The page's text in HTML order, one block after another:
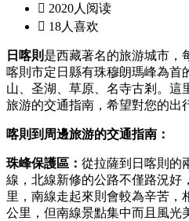
 2020人阅读
 18人喜欢
日喀則 是西藏著名的旅游城市，
喀則市定日縣有珠穆朗瑪峰為首
山、圣湖、草原、名寺古剎。這
旅游的交通指南，希望對您的出
喀則到周邊旅游的交通指南：
珠峰保護區： 從拉薩到日喀則的
線，北線新修的公路不僅路況好
里，南線走起來則會較為辛苦，
公里，但南線景點集中而且風光